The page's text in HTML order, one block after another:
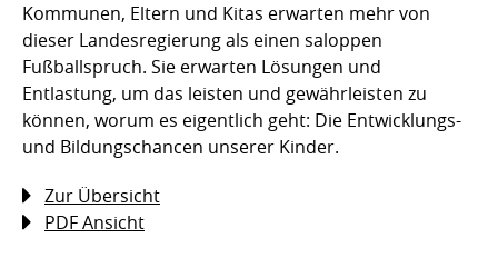
Kommunen, Eltern und Kitas erwarten mehr von
dieser Landesregierung als einen saloppen
Fußballspruch. Sie erwarten Lösungen und
Entlastung, um das leisten und gewährleisten zu
können, worum es eigentlich geht: Die Entwicklungs-
und Bildungschancen unserer Kinder.
Zur Übersicht
PDF Ansicht